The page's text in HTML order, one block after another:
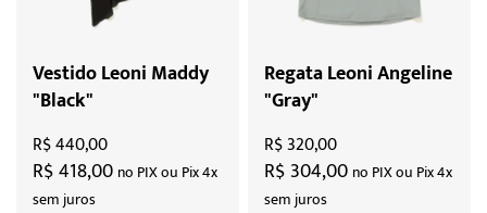
Vestido Leoni Maddy
"Black"
R$ 418,00 no PIX ou Pix 4x
sem juros
R$ 440,00
Regata Leoni Angeline
"Gray"
R$ 304,00 no PIX ou Pix 4x
sem juros
R$ 320,00